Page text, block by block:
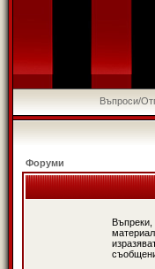
Въпроси/
Форуми